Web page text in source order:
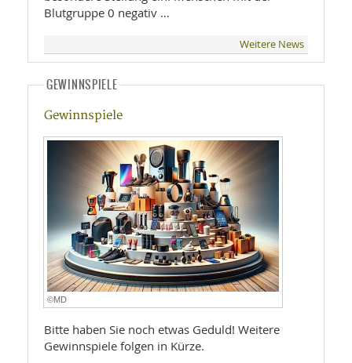
Blutgruppe 0 negativ …
Weitere News
GEWINNSPIELE
Gewinnspiele
©MD
Bitte haben Sie noch etwas Geduld! Weitere
Gewinnspiele folgen in Kürze.